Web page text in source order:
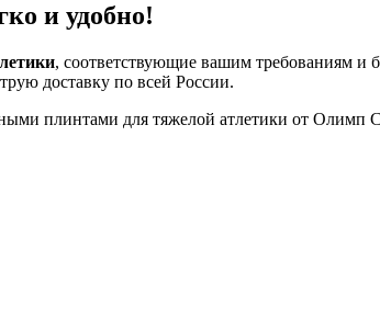
и удобно!
, соответствующие вашим требованиям и
доставку по всей России.
плинтами для тяжелой атлетики от Олимп